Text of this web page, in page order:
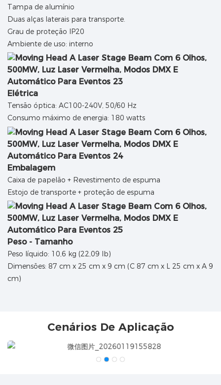
Tampa de alumínio
Duas alças laterais para transporte.
Grau de proteção IP20
Ambiente de uso: interno
Elétrica
Tensão óptica: AC100-240V, 50/60 Hz
Consumo máximo de energia: 180 watts
Embalagem
Caixa de papelão + Revestimento de espuma
Estojo de transporte + proteção de espuma
Peso - Tamanho
Peso líquido: 10,6 kg (22,09 lb)
Dimensões: 87 cm x 25 cm x 9 cm (C 87 cm x L 25 cm x A 9
cm)
Cenários De Aplicação